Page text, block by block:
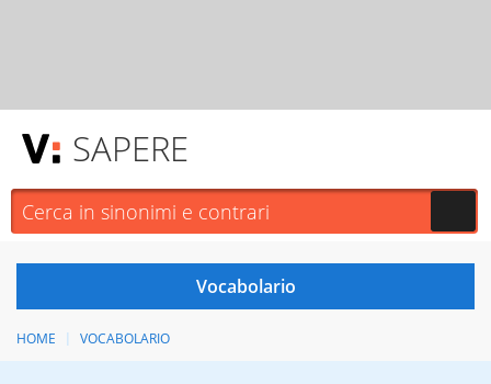
SAPERE
HOME VOCABOLARIO